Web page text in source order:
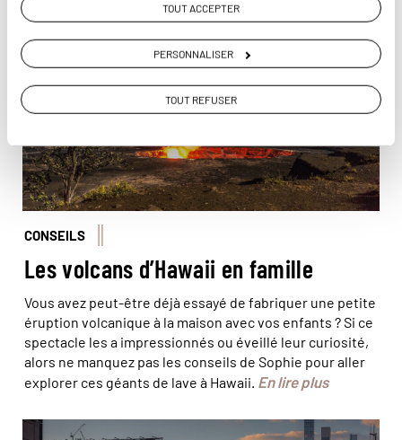
TOUT ACCEPTER
PERSONNALISER
TOUT REFUSER
© Aurora/hemis
CONSEILS
Les volcans d’Hawaii en famille
Vous avez peut-être déjà essayé de fabriquer une petite
éruption volcanique à la maison avec vos enfants ? Si ce
spectacle les a impressionnés ou éveillé leur curiosité,
alors ne manquez pas les conseils de Sophie pour aller
explorer ces géants de lave à Hawaii. En lire plus
© Jon Arnold Images/hemis